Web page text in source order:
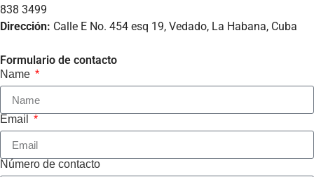
838 3499
Dirección: Calle E No. 454 esq 19, Vedado, La Habana, Cuba
Formulario de contacto
Name
Email
Número de contacto